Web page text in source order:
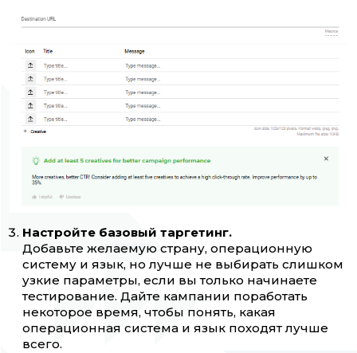
Настройте базовый таргетинг.
Добавьте желаемую страну, операционную
систему и язык, но лучше не выбирать слишком
узкие параметры, если вы только начинаете
тестирование. Дайте кампании поработать
некоторое время, чтобы понять, какая
операционная система и язык походят лучше
всего.